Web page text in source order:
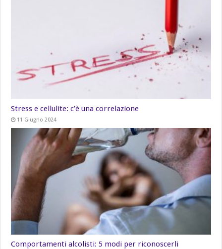
Stress e cellulite: c’è una correlazione
11 Giugno 2024
Comportamenti alcolisti: 5 modi per riconoscerli